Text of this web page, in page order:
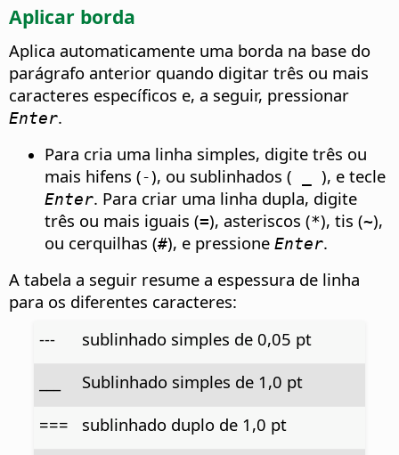
Aplicar borda
Aplica automaticamente uma borda na base do
parágrafo anterior quando digitar três ou mais
caracteres específicos e, a seguir, pressionar
Enter.
Para cria uma linha simples, digite três ou
mais hifens (-), ou sublinhados ( ), e tecle
Enter. Para criar uma linha dupla, digite
três ou mais iguais (=), asteriscos (*), tis (~),
ou cerquilhas (#), e pressione Enter.
A tabela a seguir resume a espessura de linha
para os diferentes caracteres:
---
sublinhado simples de 0,05 pt
Sublinhado simples de 1,0 pt
===
sublinhado duplo de 1,0 pt